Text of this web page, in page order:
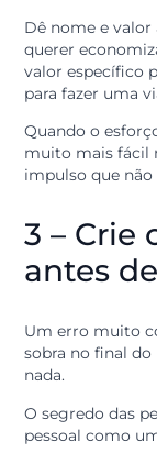
2 –
Quem não
lugar. Para
divididas em
Dê nome e
valor
para fazer
muito mais
impulso que